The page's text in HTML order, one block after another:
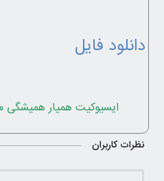
دانلود فایل
ایسیوکیت همیار
نظرات کاربران